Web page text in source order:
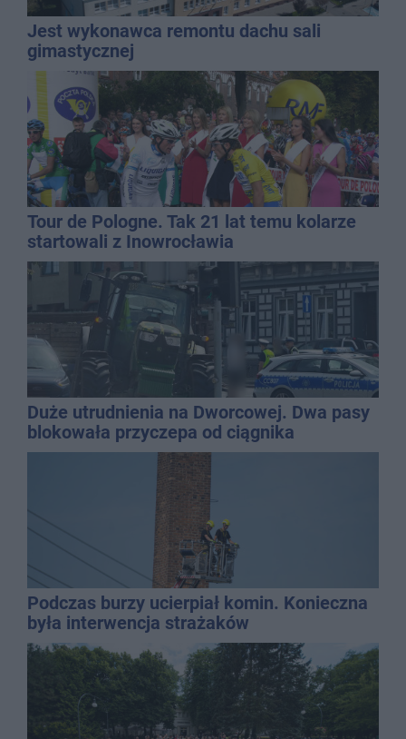
Jest wykonawca remontu dachu sali
gimastycznej
Tour de Pologne. Tak 21 lat temu kolarze
startowali z Inowrocławia
Duże utrudnienia na Dworcowej. Dwa pasy
blokowała przyczepa od ciągnika
Podczas burzy ucierpiał komin. Konieczna
była interwencja strażaków